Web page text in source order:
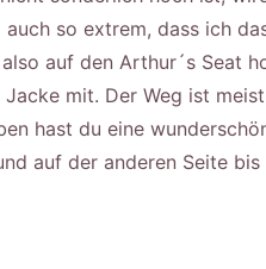
so extrem, dass ich
auf den Arthur´s Seat
mit. Der Weg ist
hast du eine
auf der anderen Seite bis